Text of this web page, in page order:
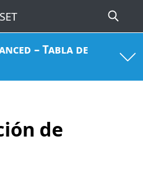
– Tabla de
de